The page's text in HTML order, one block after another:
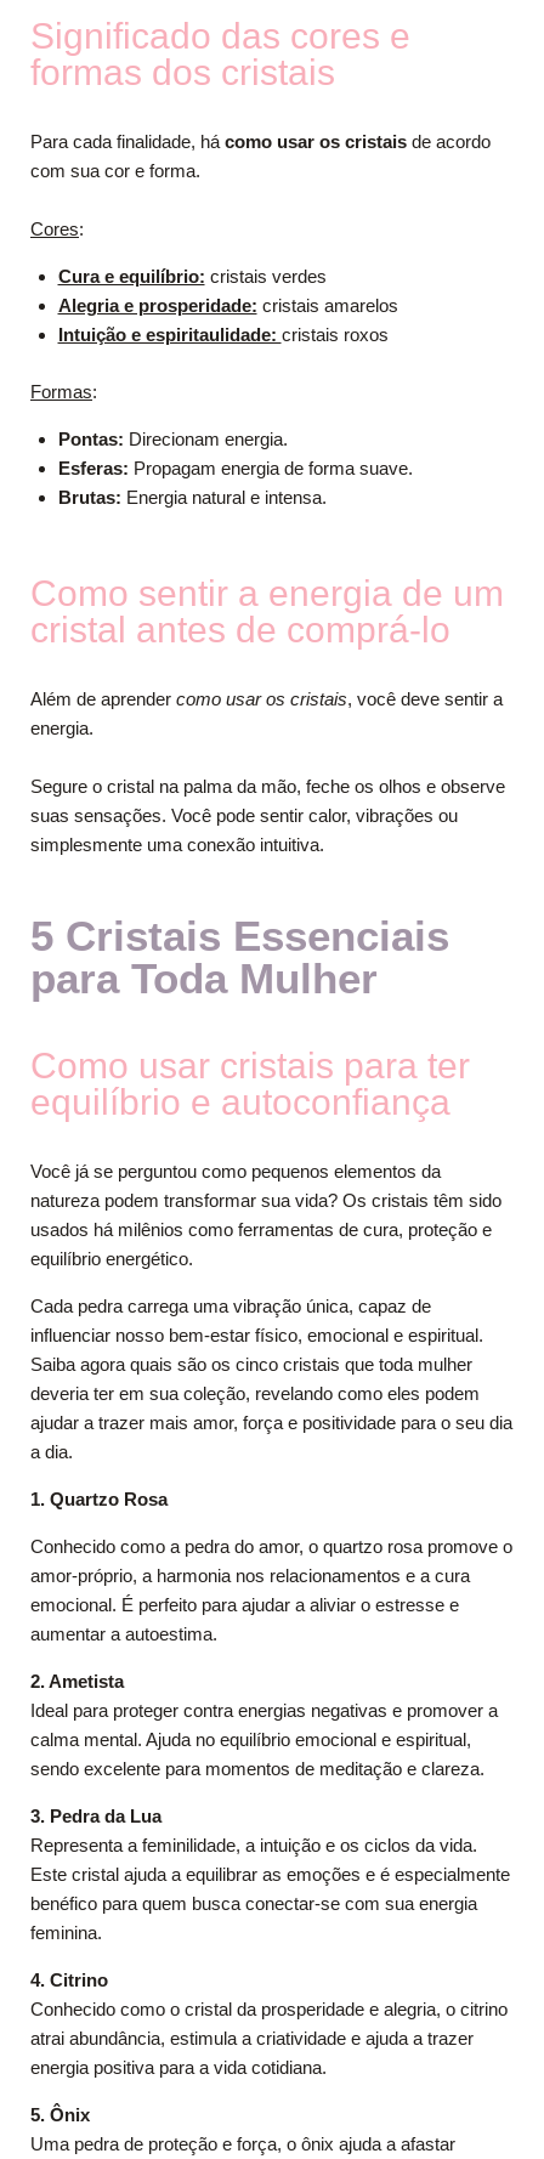
Significado das cores e
formas dos cristais
Para cada finalidade, há como usar os cristais de acordo
com sua cor e forma.
Cores:
Cura e equilíbrio: cristais verdes
Alegria e prosperidade: cristais amarelos
Intuição e espiritaulidade: cristais roxos
Formas:
Pontas: Direcionam energia.
Esferas: Propagam energia de forma suave.
Brutas: Energia natural e intensa.
Como sentir a energia de um
cristal antes de comprá-lo
Além de aprender como usar os cristais, você deve sentir a
energia.
Segure o cristal na palma da mão, feche os olhos e observe
suas sensações. Você pode sentir calor, vibrações ou
simplesmente uma conexão intuitiva.
5 Cristais Essenciais
para Toda Mulher
Como usar cristais para ter
equilíbrio e autoconfiança
Você já se perguntou como pequenos elementos da
natureza podem transformar sua vida? Os cristais têm sido
usados há milênios como ferramentas de cura, proteção e
equilíbrio energético.
Cada pedra carrega uma vibração única, capaz de
influenciar nosso bem-estar físico, emocional e espiritual.
Saiba agora quais são os cinco cristais que toda mulher
deveria ter em sua coleção, revelando como eles podem
ajudar a trazer mais amor, força e positividade para o seu dia
a dia.
1. Quartzo Rosa
Conhecido como a pedra do amor, o quartzo rosa promove o
amor-próprio, a harmonia nos relacionamentos e a cura
emocional. É perfeito para ajudar a aliviar o estresse e
aumentar a autoestima.
2. Ametista
Ideal para proteger contra energias negativas e promover a
calma mental. Ajuda no equilíbrio emocional e espiritual,
sendo excelente para momentos de meditação e clareza.
3. Pedra da Lua
Representa a feminilidade, a intuição e os ciclos da vida.
Este cristal ajuda a equilibrar as emoções e é especialmente
benéfico para quem busca conectar-se com sua energia
feminina.
4. Citrino
Conhecido como o cristal da prosperidade e alegria, o citrino
atrai abundância, estimula a criatividade e ajuda a trazer
energia positiva para a vida cotidiana.
5. Ônix
Uma pedra de proteção e força, o ônix ajuda a afastar